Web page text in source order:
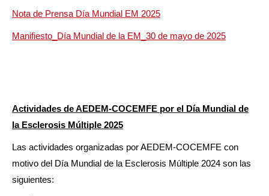
Nota de Prensa Día Mundial EM 2025
Manifiesto_Día Mundial de la EM_30 de mayo de 2025
Actividades de AEDEM-COCEMFE por el Día Mundial de
la Esclerosis Múltiple 2025
Las actividades organizadas por AEDEM-COCEMFE con
motivo del Día Mundial de la Esclerosis Múltiple 2024 son las
siguientes: